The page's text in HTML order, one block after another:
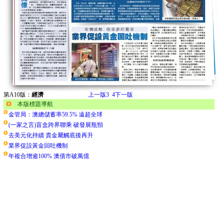
第A10版： 經濟 上一版3 4下一版
本版標題導航
金管局：澳總儲蓄率59.5% 遠超全球
(一家之言)盲盒跨界聯乘 破發展瓶頸
去美元化持續 貴金屬觸底後再升
業界促設黃金回吐機制
年複合增逾100% 澳債市破萬億